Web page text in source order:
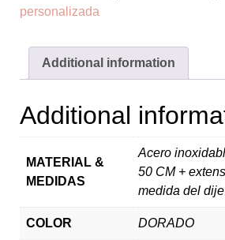
MAYOREO
F.A.Q.
personalizada
Additional information
Additional
MATERIAL &
MEDIDAS
Acero
50 CM +
medida del
COLOR DORADO